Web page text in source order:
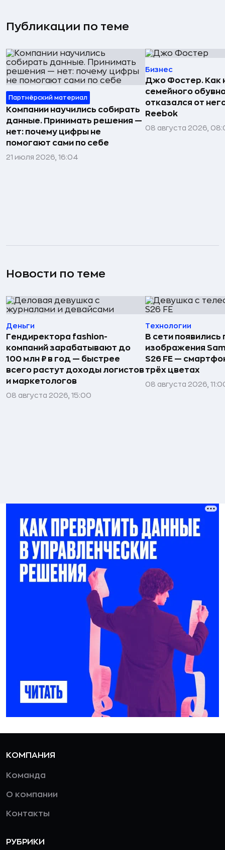
Публикации по теме
Партнёрский материал
Компании научились собирать
данные. Принимать решения —
нет: почему цифры не
помогают сами по себе
21 июля 2026, 16:04
Бизнес
Джо Фостер. Как
семейного
отказался от
Reebok
08 августа 2026,
Новости по теме
Деньги
Гендиректора fashion-
компаний зарабатывают до
100 млн ₽ в год — быстрее
всего растут доходы логистов
и маркетологов
08 августа 2026, 15:00
Технологии
В сети появились
изображения
S26 FE —
трёх цветах
08 августа 2026,
КОМПАНИЯ
Команда
О компании
Контакты
РУБРИКИ